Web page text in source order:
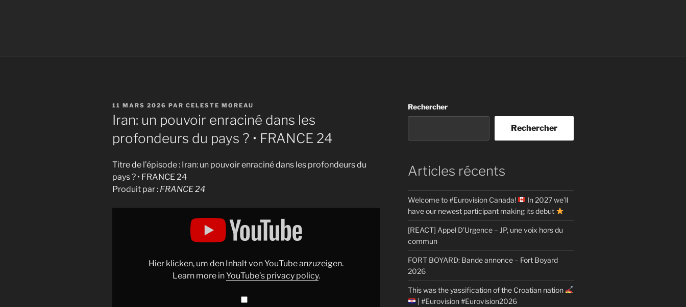
PUBLIÉ
LE
11 MARS 2026 PAR CELESTE MOREAU
Iran: un pouvoir enraciné dans les
profondeurs du pays ? • FRANCE 24
Titre de l’épisode : Iran: un pouvoir enraciné dans les profondeurs du
pays ? • FRANCE 24
Produit par : FRANCE 24
Hier klicken, um den Inhalt von YouTube anzuzeigen.
Learn more inYouTube’s privacy policy.
Rechercher
Rechercher
Articles récents
Welcome to #Eurovision Canada!
In 2027 we’ll
have our newest participant making its debut
[REACT] Appel D’Urgence – JP, une voix hors du
commun
FORT BOYARD: Bande annonce – Fort Boyard
2026
This was the yassification of the Croatian nation
| #Eurovision #Eurovision2026